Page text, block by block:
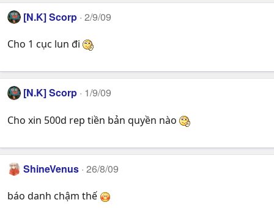
[N.K] Scorp 2/9/09
Cho 1 cục lun đi
[N.K] Scorp 1/9/09
Cho xin 500d rep tiền bản quyền nào
ShineVenus 26/8/09
báo danh chậm thế